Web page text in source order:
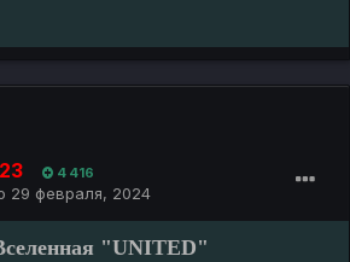
4 416
29 февраля, 2024
"UNITED"